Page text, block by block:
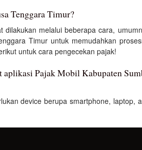
Tenggara Timur?
melalui beberapa cara,
Timur untuk memudahkan
untuk cara pengecekan pajak!
Pajak Mobil Kabupaten
device berupa smartphone, laptop,